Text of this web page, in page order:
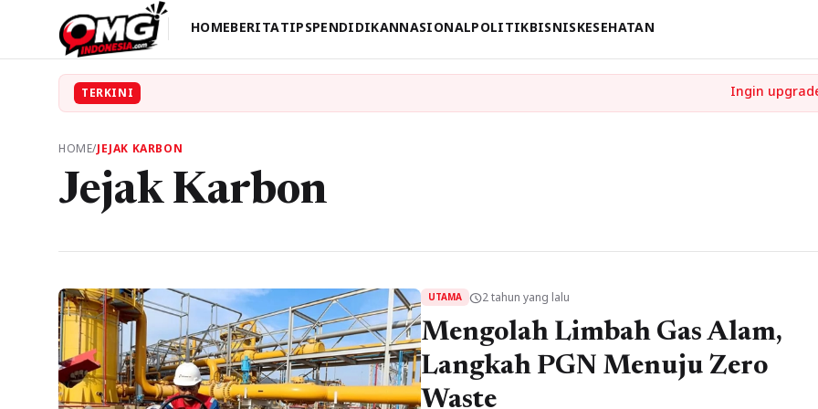
HOMEBERITATIPSPENDIDIKANNASIONALPOLITIKBISNISKESEHATAN
TERKINI
HOME/JEJAK KARBON
Jejak Karbon
UTAMA schedule2 tahun yang lalu
Mengolah Limbah Gas Alam,
Langkah PGN Menuju Zero
Waste